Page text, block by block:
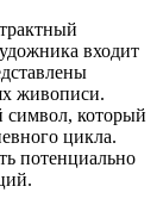
входит
живописи.
символ, который
цикла.
потенциально